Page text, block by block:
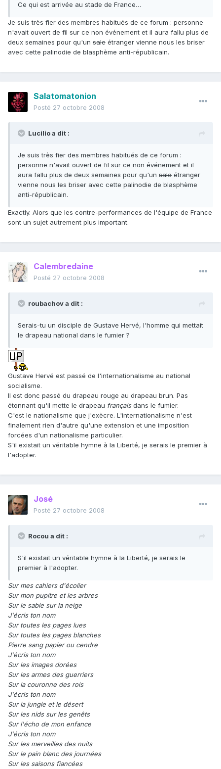
Ce qui est arrivée au stade de France…
Je suis très fier des membres habitués de ce forum : personne
n'avait ouvert de fil sur ce non événement et il aura fallu plus de
deux semaines pour qu'un sale étranger vienne nous les briser
avec cette palinodie de blasphème anti-républicain.
Salatomatonion
Posté 27 octobre 2008
Lucilio a dit :
Je suis très fier des membres habitués de ce forum :
personne n'avait ouvert de fil sur ce non événement et il
aura fallu plus de deux semaines pour qu'un sale étranger
vienne nous les briser avec cette palinodie de blasphème
anti-républicain.
Exactly. Alors que les contre-performances de l'équipe de France
sont un sujet autrement plus important.
Calembredaine
Posté 27 octobre 2008
roubachov a dit :
Serais-tu un disciple de Gustave Hervé, l'homme qui mettait
le drapeau national dans le fumier ?
Gustave Hervé est passé de l'internationalisme au national
socialisme.
Il est donc passé du drapeau rouge au drapeau brun. Pas
étonnant qu'il mette le drapeau françaisdans le fumier.
C'est le nationalisme que j'exècre. L'internationalisme n'est
finalement rien d'autre qu'une extension et une imposition
forcées d'un nationalisme particulier.
S'il existait un véritable hymne à la Liberté, je serais le premier à
l'adopter.
José
Posté 27 octobre 2008
Rocou a dit :
S'il existait un véritable hymne à la Liberté, je serais le
premier à l'adopter.
Sur mes cahiers d'écolier
Sur mon pupitre et les arbres
Sur le sable sur la neige
J'écris ton nom
Sur toutes les pages lues
Sur toutes les pages blanches
Pierre sang papier ou cendre
J'écris ton nom
Sur les images dorées
Sur les armes des guerriers
Sur la couronne des rois
J'écris ton nom
Sur la jungle et le désert
Sur les nids sur les genêts
Sur l'écho de mon enfance
J'écris ton nom
Sur les merveilles des nuits
Sur le pain blanc des journées
Sur les saisons fiancées